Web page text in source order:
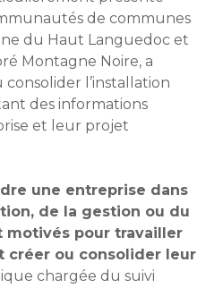
de communes
du Haut Languedoc et
Montagne Noire, a
l’installation
des informations
et leur projet
une entreprise dans
de la gestion ou du
motivés pour travailler
créer ou consolider leur
chargée du suivi